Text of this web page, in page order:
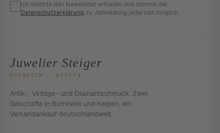
Ich möchte den Newsletter erhalten und stimme der
Datenschutzerklärung zu. Abmeldung jederzeit möglich.
Juwelier Steiger
BORNHEIM · KERPEN
Antik-, Vintage- und Diamantschmuck. Zwei
Geschäfte in Bornheim und Kerpen, ein
Versandankauf deutschlandweit.